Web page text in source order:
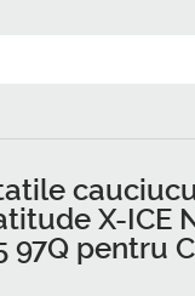
X-ICE
97Q pentru